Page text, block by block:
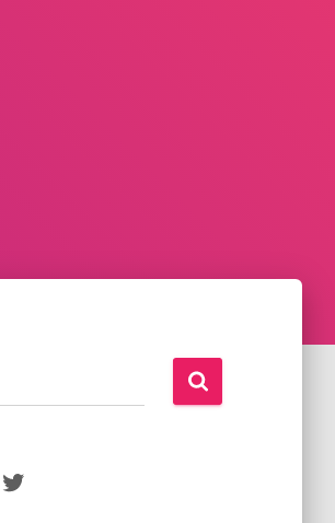
Twitter